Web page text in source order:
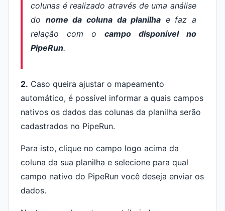
colunas é realizado através de uma análise
do nome da coluna da planilha e faz a
relação com o campo disponível no
PipeRun.
2. Caso queira ajustar o mapeamento
automático, é possível informar a quais campos
nativos os dados das colunas da planilha serão
cadastrados no PipeRun.
Para isto, clique no campo logo acima da
coluna da sua planilha e selecione para qual
campo nativo do PipeRun você deseja enviar os
dados.